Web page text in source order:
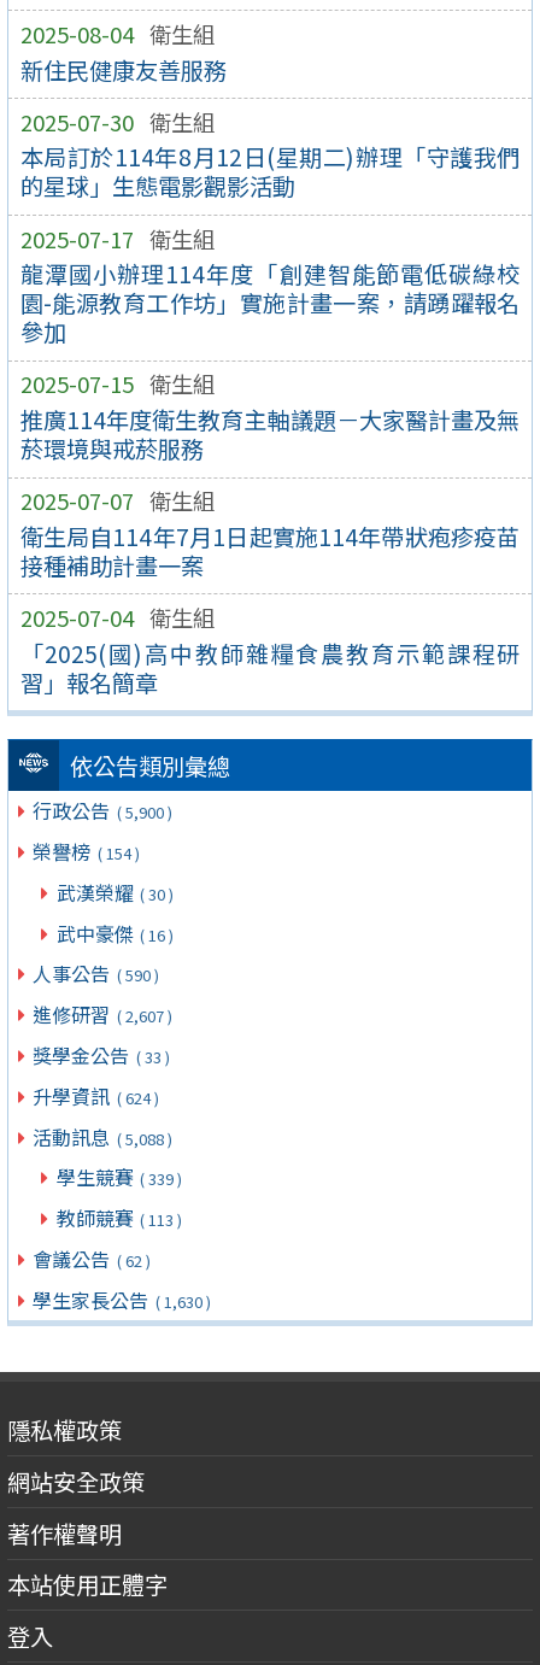
2025-08-04 衛生組
新住民健康友善服務
2025-07-30 衛生組
本局訂於114年8月12日(星期二)辦理「守護我們
的星球」生態電影觀影活動
2025-07-17 衛生組
龍潭國小辦理114年度「創建智能節電低碳綠校
園-能源教育工作坊」實施計畫一案，請踴躍報名
參加
2025-07-15 衛生組
推廣114年度衛生教育主軸議題－大家醫計畫及無
菸環境與戒菸服務
2025-07-07 衛生組
衛生局自114年7月1日起實施114年帶狀疱疹疫苗
接種補助計畫一案
2025-07-04 衛生組
「2025(國)高中教師雜糧食農教育示範課程研
習」報名簡章
依公告類別彙總
行政公告 ( 5,900 )
榮譽榜 ( 154 )
武漢榮耀 ( 30 )
武中豪傑 ( 16 )
人事公告 ( 590 )
進修研習 ( 2,607 )
獎學金公告 ( 33 )
升學資訊 ( 624 )
活動訊息 ( 5,088 )
學生競賽 ( 339 )
教師競賽 ( 113 )
會議公告 ( 62 )
學生家長公告 ( 1,630 )
隱私權政策
網站安全政策
著作權聲明
本站使用正體字
登入